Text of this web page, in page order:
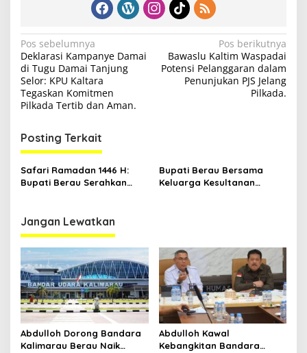
N
a
v
i
a
s
i
o
s
Pos sebelumnya
Deklarasi Kampanye Damai
di Tugu Damai Tanjung
Selor: KPU Kaltara
Tegaskan Komitmen
Pilkada Tertib dan Aman.
Pos berikutnya
Bawaslu Kaltim Waspadai
Potensi Pelanggaran dalam
Penunjukan PJS Jelang
Pilkada.
Posting Terkait
Safari Ramadan 1446 H:
Bupati Berau Serahkan
Bupati Berau Bersama
Keluarga Kesultanan
Jangan Lewatkan
Abdulloh Dorong Bandara
Kalimarau Berau Naik
Abdulloh Kawal
Kebangkitan Bandara